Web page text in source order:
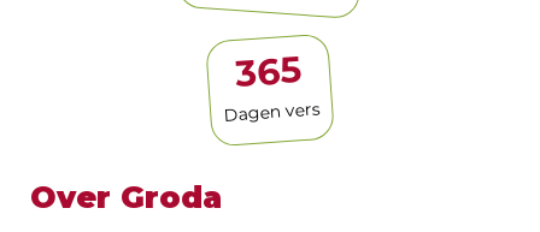
365
Dagen vers
Over Groda